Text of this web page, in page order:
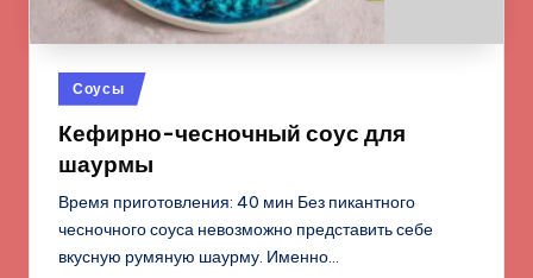
Опубликовано
в
Соусы
Кефирно-чесночный соус для
шаурмы
Время приготовления: 40 мин Без пикантного
чесночного соуса невозможно представить себе
вкусную румяную шаурму. Именно…